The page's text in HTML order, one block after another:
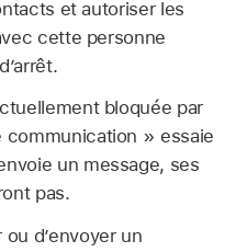
et autoriser les
cette personne
bloquée par
» essaie
un message, ses
pas.
ou d’envoyer un